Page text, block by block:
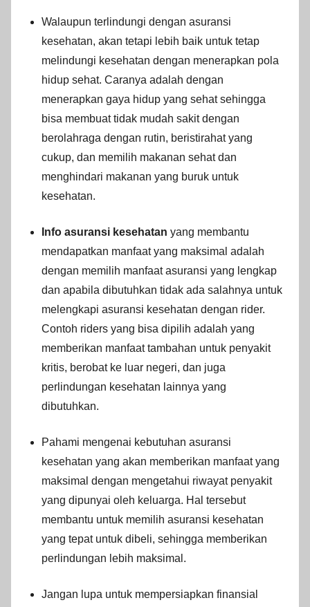
Walaupun terlindungi dengan asuransi
kesehatan, akan tetapi lebih baik untuk tetap
melindungi kesehatan dengan menerapkan pola
hidup sehat. Caranya adalah dengan
menerapkan gaya hidup yang sehat sehingga
bisa membuat tidak mudah sakit dengan
berolahraga dengan rutin, beristirahat yang
cukup, dan memilih makanan sehat dan
menghindari makanan yang buruk untuk
kesehatan.
Info asuransi kesehatan yang membantu
mendapatkan manfaat yang maksimal adalah
dengan memilih manfaat asuransi yang lengkap
dan apabila dibutuhkan tidak ada salahnya untuk
melengkapi asuransi kesehatan dengan rider.
Contoh riders yang bisa dipilih adalah yang
memberikan manfaat tambahan untuk penyakit
kritis, berobat ke luar negeri, dan juga
perlindungan kesehatan lainnya yang
dibutuhkan.
Pahami mengenai kebutuhan asuransi
kesehatan yang akan memberikan manfaat yang
maksimal dengan mengetahui riwayat penyakit
yang dipunyai oleh keluarga. Hal tersebut
membantu untuk memilih asuransi kesehatan
yang tepat untuk dibeli, sehingga memberikan
perlindungan lebih maksimal.
Jangan lupa untuk mempersiapkan finansial